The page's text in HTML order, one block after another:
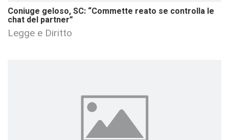
Coniuge geloso, SC: “Commette reato se controlla le
chat del partner”
Legge e Diritto